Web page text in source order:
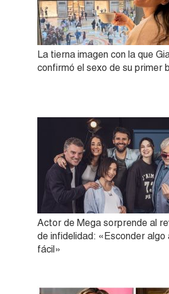
La tierna imagen con la que
confirmó el sexo de su primer
Actor de Mega sorprende al
de infidelidad: «Esconder algo
fácil»